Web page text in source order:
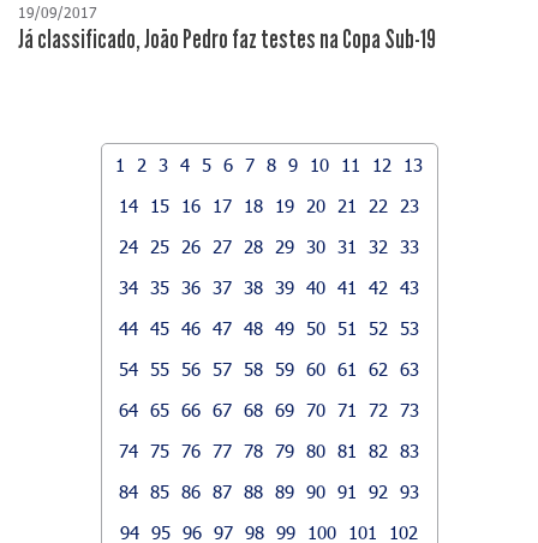
19/09/2017
Já classificado, João Pedro faz testes na Copa Sub-19
1 2 3 4 5 6 7 8 9 10 11 12
13
14
15 16 17 18 19 20 21 22
23
24
25 26 27 28 29 30 31 32
33
34 35 36 37 38 39 40 41 42
43
44 45 46 47 48 49 50 51 52
53
54 55 56 57 58 59 60 61 62
63
64 65 66 67 68 69 70 71 72
73
74 75 76 77 78 79 80 81 82
83
84 85 86 87 88 89 90 91 92
93
94 95 96 97 98 99 100 101
102